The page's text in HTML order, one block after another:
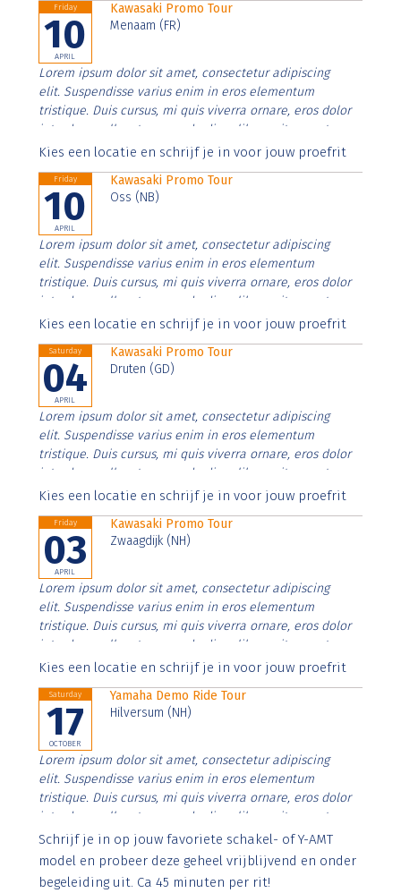
Friday
10
APRIL
Kawasaki Promo Tour
Menaam (FR)
Lorem ipsum dolor sit amet, consectetur adipiscing
elit. Suspendisse varius enim in eros elementum
tristique. Duis cursus, mi quis viverra ornare, eros dolor
interdum nulla, ut commodo diam libero vitae erat.
Aenean faucibus nibh et justo cursus id rutrum lorem
Kies een locatie en schrijf je in voor jouw proefrit
Friday
10
APRIL
Kawasaki Promo Tour
Oss (NB)
Lorem ipsum dolor sit amet, consectetur adipiscing
elit. Suspendisse varius enim in eros elementum
tristique. Duis cursus, mi quis viverra ornare, eros dolor
interdum nulla, ut commodo diam libero vitae erat.
Aenean faucibus nibh et justo cursus id rutrum lorem
Kies een locatie en schrijf je in voor jouw proefrit
Saturday
04
APRIL
Kawasaki Promo Tour
Druten (GD)
Lorem ipsum dolor sit amet, consectetur adipiscing
elit. Suspendisse varius enim in eros elementum
tristique. Duis cursus, mi quis viverra ornare, eros dolor
interdum nulla, ut commodo diam libero vitae erat.
Aenean faucibus nibh et justo cursus id rutrum lorem
Kies een locatie en schrijf je in voor jouw proefrit
Friday
03
APRIL
Kawasaki Promo Tour
Zwaagdijk (NH)
Lorem ipsum dolor sit amet, consectetur adipiscing
elit. Suspendisse varius enim in eros elementum
tristique. Duis cursus, mi quis viverra ornare, eros dolor
interdum nulla, ut commodo diam libero vitae erat.
Aenean faucibus nibh et justo cursus id rutrum lorem
Kies een locatie en schrijf je in voor jouw proefrit
Saturday
17
OCTOBER
Yamaha Demo Ride Tour
Hilversum (NH)
Lorem ipsum dolor sit amet, consectetur adipiscing
elit. Suspendisse varius enim in eros elementum
tristique. Duis cursus, mi quis viverra ornare, eros dolor
interdum nulla, ut commodo diam libero vitae erat.
Aenean faucibus nibh et justo cursus id rutrum lorem
imperdiet. Nunc ut sem vitae risus tristique posuere.
Schrijf je in op jouw favoriete schakel- of Y-AMT
model en probeer deze geheel vrijblijvend en onder
begeleiding uit. Ca 45 minuten per rit!